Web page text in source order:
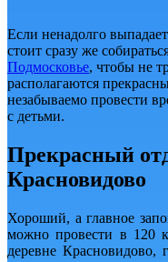
Если ненадолго
стоит сразу же
Подмосковье, чтобы не
располагаются
незабываемо провести
с детьми.
Прекрасный
Красновидово
Хороший, а главное
можно провести в 120
деревне Красновидово,